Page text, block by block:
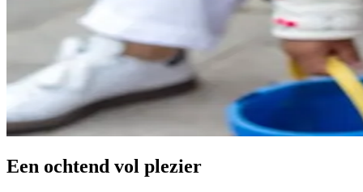
Een ochtend vol plezier